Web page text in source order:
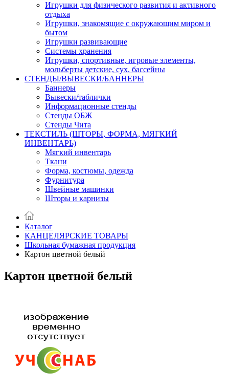
Игрушки для физического развития и активного
отдыха
Игрушки, знакомящие с окружающим миром и
бытом
Игрушки развивающие
Системы хранения
Игрушки, спортивные, игровые элементы,
мольберты детские, сух. бассейны
СТЕНДЫ/ВЫВЕСКИ/БАННЕРЫ
Баннеры
Вывески/таблички
Информационные стенды
Стенды ОБЖ
Стенды Чита
ТЕКСТИЛЬ (ШТОРЫ, ФОРМА, МЯГКИЙ
ИНВЕНТАРЬ)
Мягкий инвентарь
Ткани
Форма, костюмы, одежда
Фурнитура
Швейные машинки
Шторы и карнизы
Каталог
КАНЦЕЛЯРСКИЕ ТОВАРЫ
Школьная бумажная продукция
Картон цветной белый
Картон цветной белый